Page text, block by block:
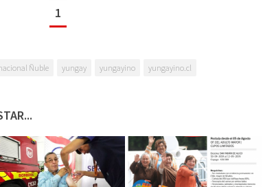
1
Ñuble yungay yungayino yungayino.cl